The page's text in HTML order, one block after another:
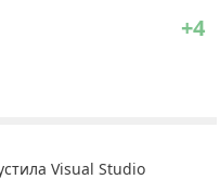
+4
Visual Studio